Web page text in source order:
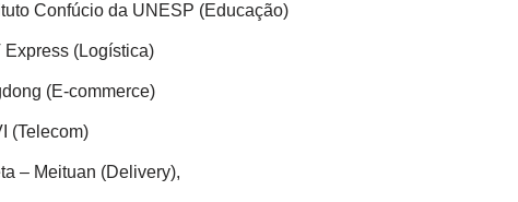
Confúcio da UNESP (Educação)
Express (Logística)
(E-commerce)
(Telecom)
– Meituan (Delivery),